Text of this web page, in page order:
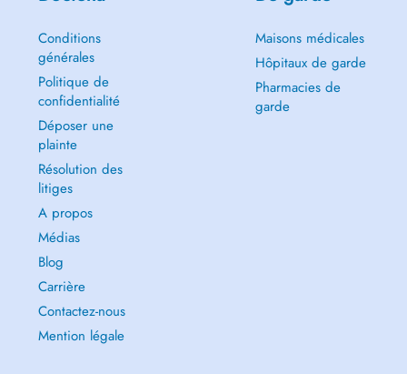
Conditions
générales
Politique de
confidentialité
Déposer une
plainte
Résolution des
litiges
A propos
Médias
Blog
Carrière
Contactez-nous
Mention légale
Maisons médicales
Hôpitaux de garde
Pharmacies de
garde